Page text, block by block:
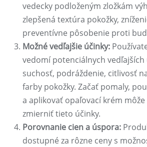
vedecky podloženým zložkám
zlepšená textúra pokožky,
preventívne pôsobenie proti
Možné vedľajšie účinky:
vedomí potenciálnych vedľajších
suchosť, podráždenie, citlivosť
farby pokožky. Začať pomaly,
a aplikovať opaľovací krém
zmierniť tieto účinky.
Porovnanie cien a úspora:
dostupné za rôzne ceny s